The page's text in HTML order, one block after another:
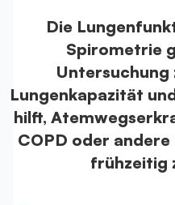
Die
Spirometrie
Untersuchung
Lungenkapazität
hilft,
COPD oder
frühzeitig